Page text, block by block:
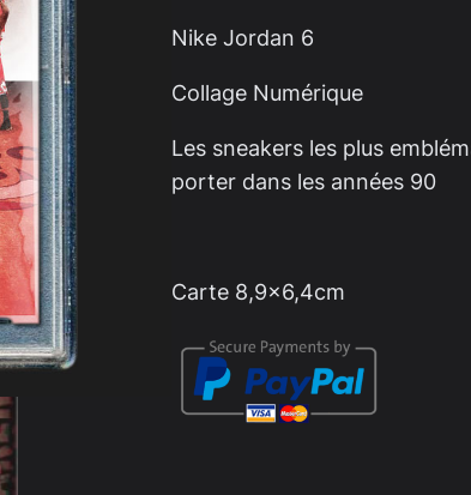
6
Nike Jordan 6
Collage Numérique
Les sneakers les plus
porter dans les années 90
Carte 8,9×6,4cm